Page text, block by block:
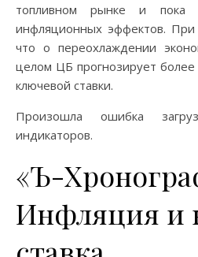
топливном рынке и пока
инфляционных эффектов. При
что о переохлаждении
целом ЦБ прогнозирует
ключевой ставки.
Произошла ошибка
индикаторов.
«Ъ-
Инфляция и